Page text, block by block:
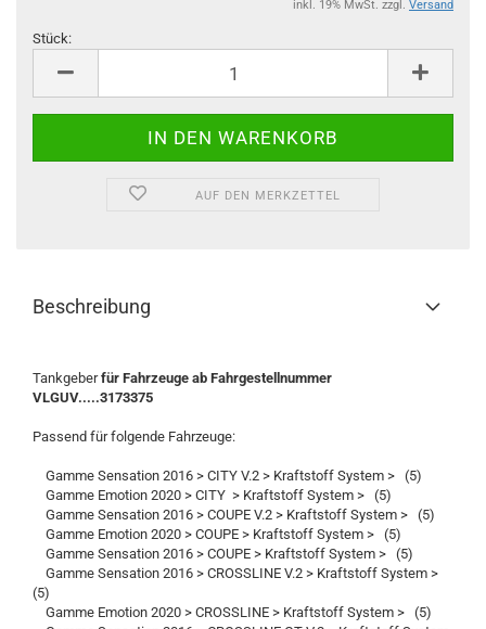
inkl. 19% MwSt. zzgl. Versand
Stück:
AUF DEN MERKZETTEL
Beschreibung
Tankgeberfür Fahrzeuge ab Fahrgestellnummer
VLGUV.....3173375
Passend für folgende Fahrzeuge:
Gamme Sensation 2016 > CITY V.2 > Kraftstoff System > (5)
Gamme Emotion 2020 > CITY > Kraftstoff System > (5)
Gamme Sensation 2016 > COUPE V.2 > Kraftstoff System > (5)
Gamme Emotion 2020 > COUPE > Kraftstoff System > (5)
Gamme Sensation 2016 > COUPE > Kraftstoff System > (5)
Gamme Sensation 2016 > CROSSLINE V.2 > Kraftstoff System >
(5)
Gamme Emotion 2020 > CROSSLINE > Kraftstoff System > (5)